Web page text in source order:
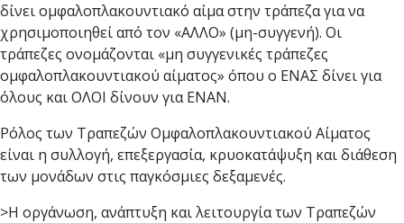
δίνει ομφαλοπλακουντιακό αίμα στην τράπεζα για να
χρησιμοποιηθεί από τον «ΑΛΛΟ» (μη-συγγενή). Οι
τράπεζες ονομάζονται «μη συγγενικές τράπεζες
ομφαλοπλακουντιακού αίματος» όπου ο ΕΝΑΣ δίνει για
όλους και ΟΛΟΙ δίνουν για ΕΝΑΝ.
Ρόλος των Τραπεζών Ομφαλοπλακουντιακού Αίματος
είναι η συλλογή, επεξεργασία, κρυοκατάψυξη και διάθεση
των μονάδων στις παγκόσμιες δεξαμενές.
>Η οργάνωση, ανάπτυξη και λειτουργία των Τραπεζών